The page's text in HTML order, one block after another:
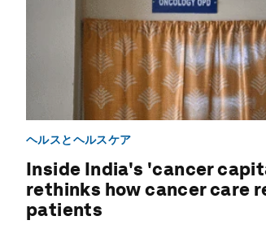
ヘルスとヘルスケア
Inside India's 'cancer
rethinks how cancer care
patients